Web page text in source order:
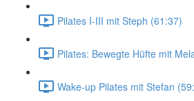
Pilates I-III mit Steph (61:37)
Pilates: Bewegte Hüfte mit
Wake-up Pilates mit Stefan